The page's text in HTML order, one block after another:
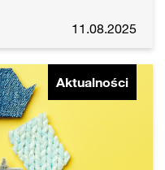
11.08.2025
Aktualności